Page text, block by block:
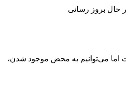
حال بروز رسانی
اما می‌توانیم به محض موجود شدن،